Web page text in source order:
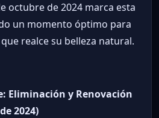
octubre de 2024 marca esta
un momento óptimo para
realce su belleza natural.
Eliminación y Renovación
2024)